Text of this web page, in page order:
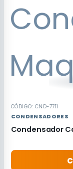
CÓDIGO: CND-7711
CONDENSADORES
Condensador